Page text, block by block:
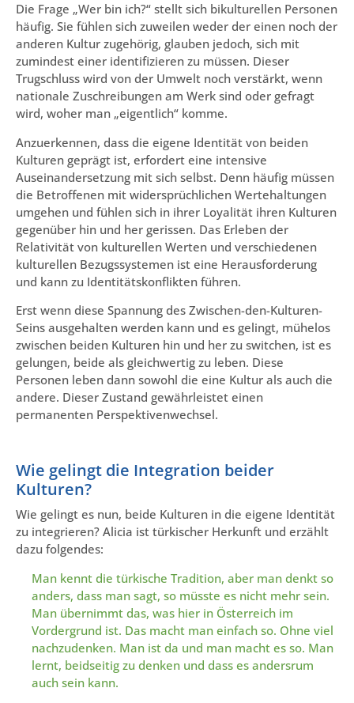
Die Frage „Wer bin ich?“ stellt sich bikulturellen Personen
häufig. Sie fühlen sich zuweilen weder der einen noch der
anderen Kultur zugehörig, glauben jedoch, sich mit
zumindest einer identifizieren zu müssen. Dieser
Trugschluss wird von der Umwelt noch verstärkt, wenn
nationale Zuschreibungen am Werk sind oder gefragt
wird, woher man „eigentlich“ komme.
Anzuerkennen, dass die eigene Identität von beiden
Kulturen geprägt ist, erfordert eine intensive
Auseinandersetzung mit sich selbst. Denn häufig müssen
die Betroffenen mit widersprüchlichen Wertehaltungen
umgehen und fühlen sich in ihrer Loyalität ihren Kulturen
gegenüber hin und her gerissen. Das Erleben der
Relativität von kulturellen Werten und verschiedenen
kulturellen Bezugssystemen ist eine Herausforderung
und kann zu Identitätskonflikten führen.
Erst wenn diese Spannung des Zwischen-den-Kulturen-
Seins ausgehalten werden kann und es gelingt, mühelos
zwischen beiden Kulturen hin und her zu switchen, ist es
gelungen, beide als gleichwertig zu leben. Diese
Personen leben dann sowohl die eine Kultur als auch die
andere. Dieser Zustand gewährleistet einen
permanenten Perspektivenwechsel.
Wie gelingt die Integration beider
Kulturen?
Wie gelingt es nun, beide Kulturen in die eigene Identität
zu integrieren? Alicia ist türkischer Herkunft und erzählt
dazu folgendes:
Man kennt die türkische Tradition, aber man denkt so
anders, dass man sagt, so müsste es nicht mehr sein.
Man übernimmt das, was hier in Österreich im
Vordergrund ist. Das macht man einfach so. Ohne viel
nachzudenken. Man ist da und man macht es so. Man
lernt, beidseitig zu denken und dass es andersrum
auch sein kann.